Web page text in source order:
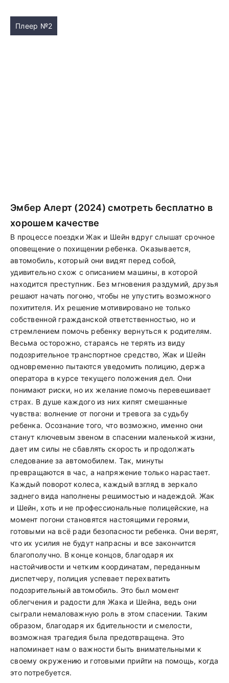
Плеер №2
Эмбер Алерт (2024) смотреть бесплатно в
хорошем качестве
В процессе поездки Жак и Шейн вдруг слышат срочное
оповещение о похищении ребенка. Оказывается,
автомобиль, который они видят перед собой,
удивительно схож с описанием машины, в которой
находится преступник. Без мгновения раздумий, друзья
решают начать погоню, чтобы не упустить возможного
похитителя. Их решение мотивировано не только
собственной гражданской ответственностью, но и
стремлением помочь ребенку вернуться к родителям.
Весьма осторожно, стараясь не терять из виду
подозрительное транспортное средство, Жак и Шейн
одновременно пытаются уведомить полицию, держа
оператора в курсе текущего положения дел. Они
понимают риски, но их желание помочь перевешивает
страх. В душе каждого из них кипят смешанные
чувства: волнение от погони и тревога за судьбу
ребенка. Осознание того, что возможно, именно они
станут ключевым звеном в спасении маленькой жизни,
дает им силы не сбавлять скорость и продолжать
следование за автомобилем. Так, минуты
превращаются в час, а напряжение только нарастает.
Каждый поворот колеса, каждый взгляд в зеркало
заднего вида наполнены решимостью и надеждой. Жак
и Шейн, хоть и не профессиональные полицейские, на
момент погони становятся настоящими героями,
готовыми на всё ради безопасности ребенка. Они верят,
что их усилия не будут напрасны и все закончится
благополучно. В конце концов, благодаря их
настойчивости и четким координатам, переданным
диспетчеру, полиция успевает перехватить
подозрительный автомобиль. Это был момент
облегчения и радости для Жака и Шейна, ведь они
сыграли немаловажную роль в этом спасении. Таким
образом, благодаря их бдительности и смелости,
возможная трагедия была предотвращена. Это
напоминает нам о важности быть внимательными к
своему окружению и готовыми прийти на помощь, когда
это потребуется.